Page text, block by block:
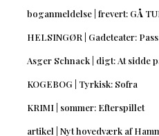
boganmeldelse | frevert: GÅ
HELSINGØR | Gadeteater:
Asger Schnack | digt: At sidde
KOGEBOG | Tyrkisk: Sofra
KRIMI | sommer: Efterspillet
artikel | Nyt hovedværk af